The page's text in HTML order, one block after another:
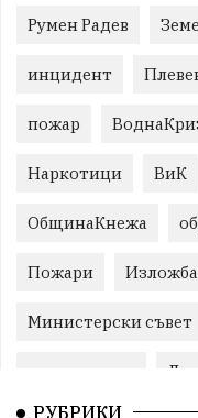
Румен Радев
инцидент
пожар
Наркотици ВиК
ОбщинаКнежа
Пожари Изложба
Министерски съвет
РУБРИКИ